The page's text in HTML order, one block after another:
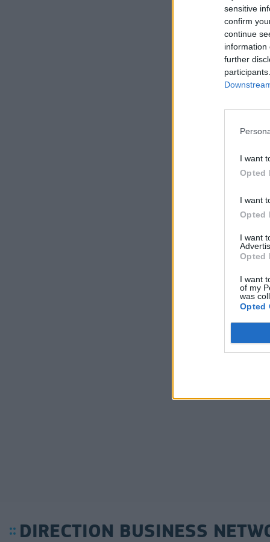
sensitive
confirm
continue
information
further
I want
Opted
I want
Opted
I want
Opted
I want
of my
was
Opted
DIRECTION BUSINESS